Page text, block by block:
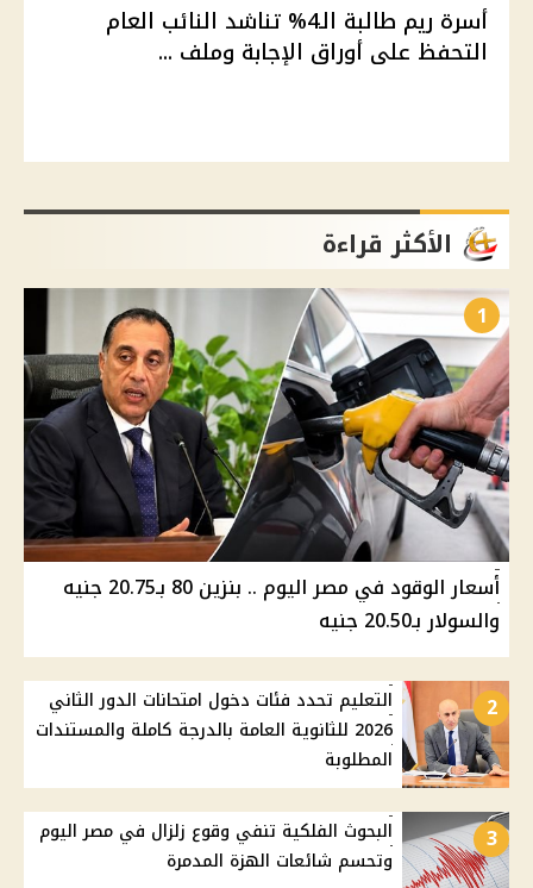
أسرة ريم طالبة الـ4% تناشد النائب العام
التحفظ على أوراق الإجابة وملف ...
الأكثر قراءة
1
أسعار الوقود في مصر اليوم .. بنزين 80 بـ20.75 جنيه
والسولار بـ20.50 جنيه
2
التعليم تحدد فئات دخول امتحانات الدور الثاني
2026 للثانوية العامة بالدرجة كاملة والمستندات
المطلوبة
3
البحوث الفلكية تنفي وقوع زلزال في مصر اليوم
وتحسم شائعات الهزة المدمرة